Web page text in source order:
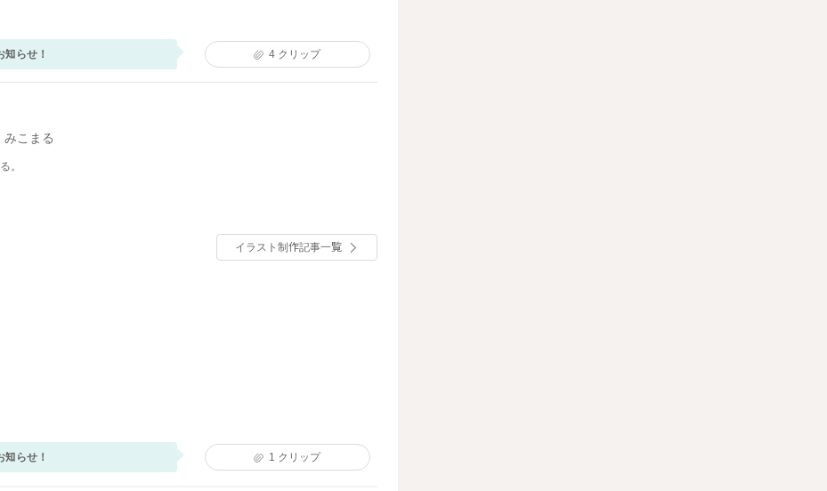
らせ！ 4 クリップ
みこまる
。
イラスト制作記事一覧
らせ！ 1 クリップ